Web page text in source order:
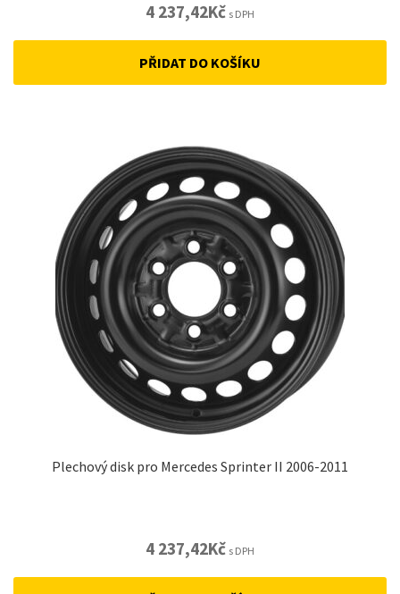
4 237,42Kč s DPH
PŘIDAT DO KOŠÍKU
Plechový disk pro Mercedes Sprinter II 2006-2011
4 237,42Kč s DPH